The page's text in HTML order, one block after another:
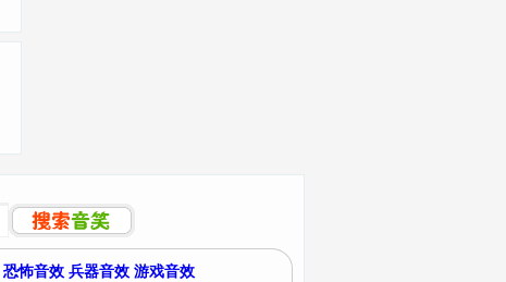
恐怖音效 兵器音效 游戏音效